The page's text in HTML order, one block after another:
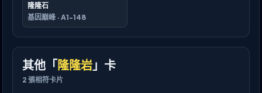
隆隆石
基因巔峰 · A1-148
其他「隆隆岩 」卡
2 張相符卡片